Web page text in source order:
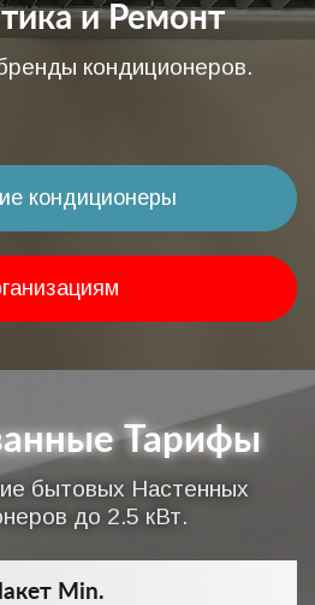
и Ремонт
кондиционеров.
кондиционеры
Тарифы
бытовых Настенных
до 2.5 кВт.
Min.